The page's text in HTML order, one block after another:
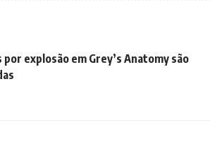
explosão em Grey’s Anatomy são